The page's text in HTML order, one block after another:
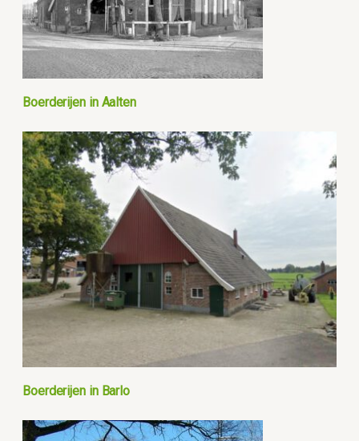
Boerderijen in Aalten
Boerderijen in Barlo